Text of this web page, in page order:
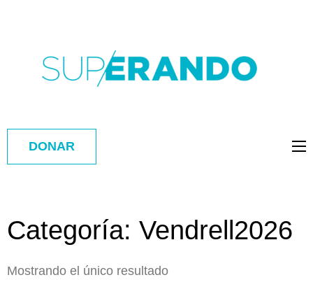
DONAR
Categoría: Vendrell2026
Mostrando el único resultado